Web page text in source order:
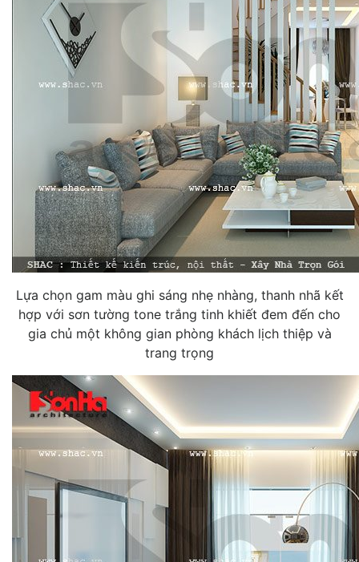
Lựa chọn gam màu ghi sáng nhẹ nhàng, thanh nhã kết
hợp với sơn tường tone trắng tinh khiết đem đến cho
gia chủ một không gian phòng khách lịch thiệp và
trang trọng